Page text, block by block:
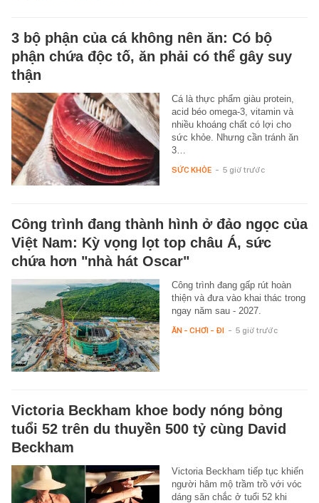
3 bộ phận của cá không nên ăn: Có bộ
phận chứa độc tố, ăn phải có thể gây suy
thận
Cá là thực phẩm giàu protein,
acid béo omega-3, vitamin và
nhiều khoáng chất có lợi cho
sức khỏe. Nhưng cần tránh ăn
3…
SỨC KHỎE - 5 giờ trước
Công trình đang thành hình ở đảo ngọc của
Việt Nam: Kỳ vọng lọt top châu Á, sức
chứa hơn "nhà hát Oscar"
Công trình đang gấp rút hoàn
thiện và đưa vào khai thác trong
ngay năm sau - 2027.
ĂN - CHƠI - ĐI - 5 giờ trước
Victoria Beckham khoe body nóng bỏng
tuổi 52 trên du thuyền 500 tỷ cùng David
Beckham
Victoria Beckham tiếp tục khiến
người hâm mộ trầm trồ với vóc
dáng săn chắc ở tuổi 52 khi